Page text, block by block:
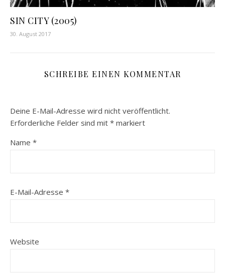
SIN CITY (2005)
30. August 2017
SCHREIBE EINEN KOMMENTAR
Deine E-Mail-Adresse wird nicht veröffentlicht.
Erforderliche Felder sind mit * markiert
Name *
E-Mail-Adresse *
Website